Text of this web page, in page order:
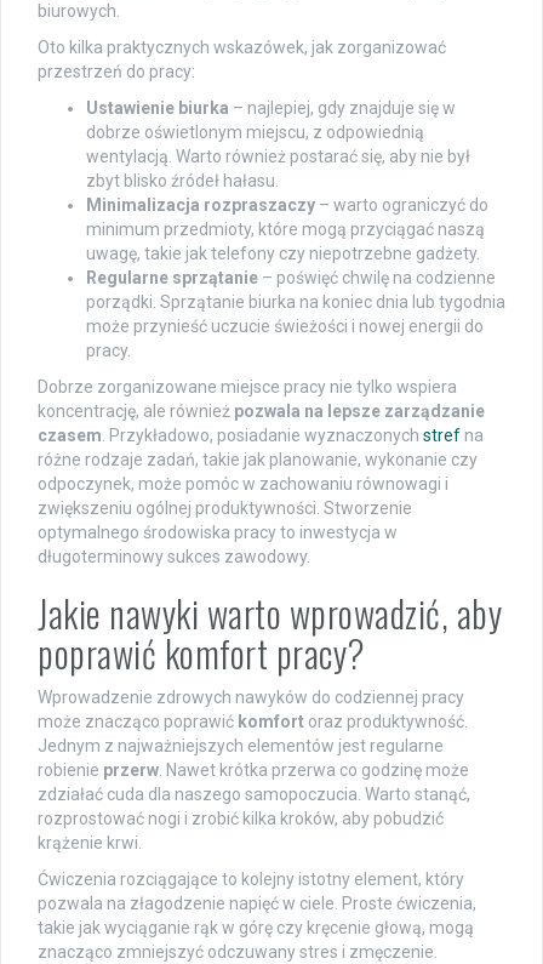
biurowych.
Oto kilka praktycznych wskazówek, jak zorganizować
przestrzeń do pracy:
Ustawienie biurka – najlepiej, gdy znajduje się w
dobrze oświetlonym miejscu, z odpowiednią
wentylacją. Warto również postarać się, aby nie był
zbyt blisko źródeł hałasu.
Minimalizacja rozpraszaczy – warto ograniczyć do
minimum przedmioty, które mogą przyciągać naszą
uwagę, takie jak telefony czy niepotrzebne gadżety.
Regularne sprzątanie – poświęć chwilę na codzienne
porządki. Sprzątanie biurka na koniec dnia lub tygodnia
może przynieść uczucie świeżości i nowej energii do
pracy.
Dobrze zorganizowane miejsce pracy nie tylko wspiera
koncentrację, ale również pozwala na lepsze zarządzanie
czasem. Przykładowo, posiadanie wyznaczonych stref na
różne rodzaje zadań, takie jak planowanie, wykonanie czy
odpoczynek, może pomóc w zachowaniu równowagi i
zwiększeniu ogólnej produktywności. Stworzenie
optymalnego środowiska pracy to inwestycja w
długoterminowy sukces zawodowy.
Jakie nawyki warto wprowadzić, aby
poprawić komfort pracy?
Wprowadzenie zdrowych nawyków do codziennej pracy
może znacząco poprawić komfort oraz produktywność.
Jednym z najważniejszych elementów jest regularne
robienie przerw. Nawet krótka przerwa co godzinę może
zdziałać cuda dla naszego samopoczucia. Warto stanąć,
rozprostować nogi i zrobić kilka kroków, aby pobudzić
krążenie krwi.
Ćwiczenia rozciągające to kolejny istotny element, który
pozwala na złagodzenie napięć w ciele. Proste ćwiczenia,
takie jak wyciąganie rąk w górę czy kręcenie głową, mogą
znacząco zmniejszyć odczuwany stres i zmęczenie.